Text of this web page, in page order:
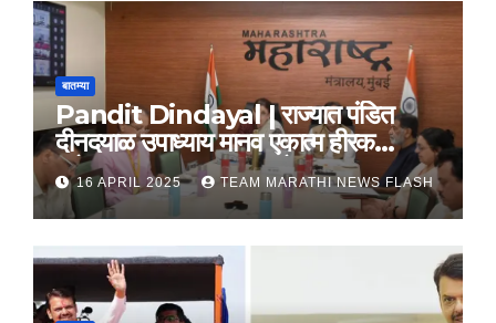
बातम्या
Pandit Dindayal | राज्यात पंडित
दीनदयाळ उपाध्याय मानव एकात्म हीरक
महोत्सव, 22-25 दरम्यान होणार साजरा
16 APRIL 2025 TEAM MARATHI NEWS FLASH